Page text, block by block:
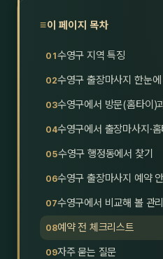
이 페이지 목차
수영구 지역 특징
수영구 출장마사지 한눈에
수영구에서 방문(홈타이)
수영구에서 출장마사지·
수영구 행정동에서 찾기
수영구 출장마사지 예약
수영구에서 비교해 볼 관
예약 전 체크리스트
자주 묻는 질문